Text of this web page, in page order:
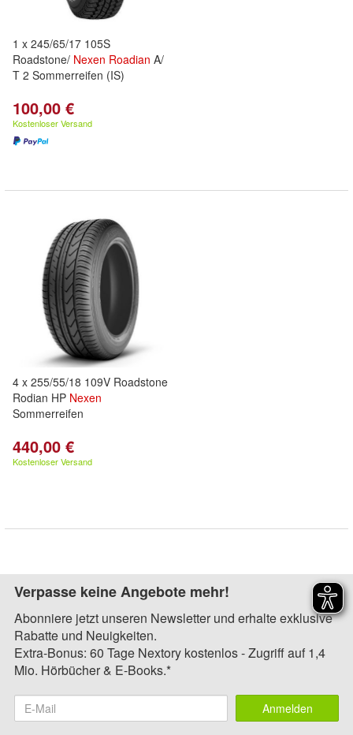
1 x 245/65/17 105S
Roadstone/ Nexen Roadian A/
T 2 Sommerreifen (IS)
100,00 €
Kostenloser Versand
4 x 255/55/18 109V Roadstone
Rodian HP Nexen
Sommerreifen
440,00 €
Kostenloser Versand
Verpasse keine Angebote mehr!
Abonniere jetzt unseren Newsletter und erhalte exklusive
Rabatte und Neuigkeiten.
Extra-Bonus: 60 Tage Nextory kostenlos - Zugriff auf 1,4
Mio. Hörbücher & E-Books.*
Anmelden